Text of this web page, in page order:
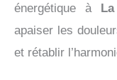
énergétique àLa
apaiser les
et rétablir